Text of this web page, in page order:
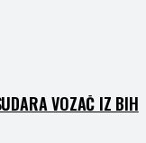
VOZAČ IZ BIH